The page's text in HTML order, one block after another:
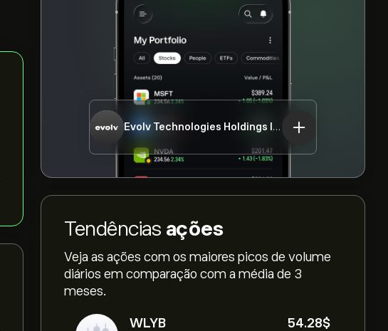
Evolv Technologies Holdings Inc EVLV
Tendências ações
Veja as ações com os maiores picos de volume
diários em comparação com a média de 3
meses.
WLYB
54.28‎$‎